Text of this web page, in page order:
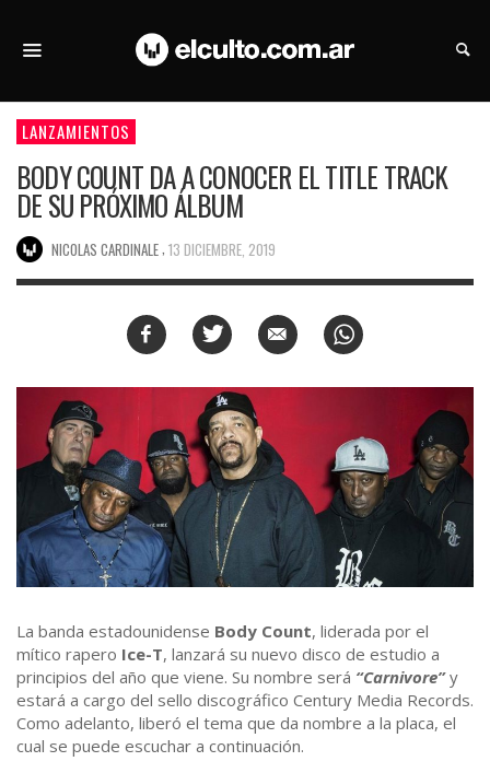
LANZAMIENTOS
BODY COUNT DA A CONOCER EL TITLE TRACK
DE SU PRÓXIMO ÁLBUM
NICOLAS CARDINALE 13 DICIEMBRE, 2019
La banda estadounidense Body Count, liderada por el
mítico rapero Ice-T, lanzará su nuevo disco de estudio a
principios del año que viene. Su nombre será “Carnivore”y
estará a cargo del sello discográfico Century Media Records.
Como adelanto, liberó el tema que da nombre a la placa, el
cual se puede escuchar a continuación.